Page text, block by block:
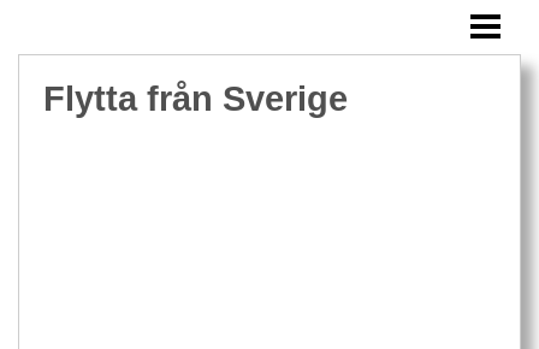
FLYTTA UTOMLANDS MED BARN
Flytta från Sverige